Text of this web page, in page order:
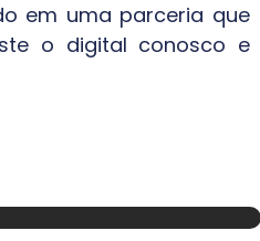
em uma parceria que
o digital conosco e